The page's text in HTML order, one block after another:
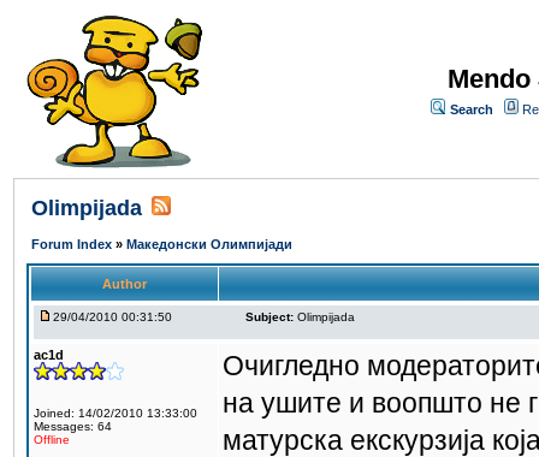
Search
Olimpijada
Forum Index » Македонски Олимпијади
Author
29/04/2010 00:31:50 Subject: Olimpijada
ac1d
Joined: 14/02/2010 13:33:00
Messages: 64
Offline
Очигледно
на ушите и воопшто не
матурска екскурзија